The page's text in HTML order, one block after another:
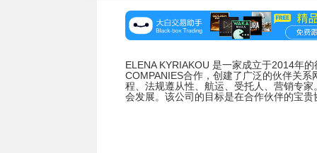
ELENA KYRIAKOU 是一家成立于2014年
COMPANIES合作，创建了广泛的伙伴关
程、法规遵从性、航运、受托人、营销专
会发展。该公司的目标是在合作伙伴的宝